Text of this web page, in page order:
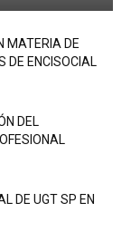
MATERIA DE
DE ENCISOCIAL
DEL
DE UGT SP EN